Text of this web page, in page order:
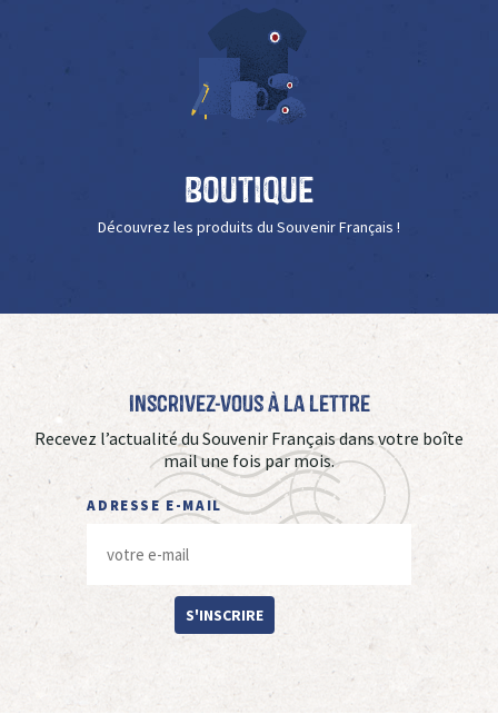
Boutique
Découvrez les produits du Souvenir Français !
Inscrivez-vous à La Lettre
Recevez l’actualité du Souvenir Français dans votre boîte
mail une fois par mois.
ADRESSE E-MAIL
S'INSCRIRE